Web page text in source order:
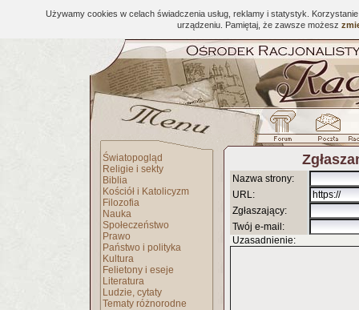
Używamy cookies w celach świadczenia usług, reklamy i statystyk.
urządzeniu. Pamiętaj, że zawsze możesz
Światopogląd
Religie i sekty
Biblia
Kościół i Katolicyzm
Filozofia
Nauka
Społeczeństwo
Prawo
Państwo i polityka
Kultura
Felietony i eseje
Literatura
Ludzie, cytaty
Tematy różnorodne
Nazwa strony:
URL:
Zgłaszający:
Twój e-mail:
Uzasadnienie: